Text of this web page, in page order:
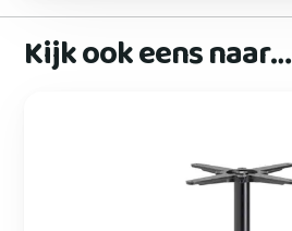
Kijk ook eens naar…